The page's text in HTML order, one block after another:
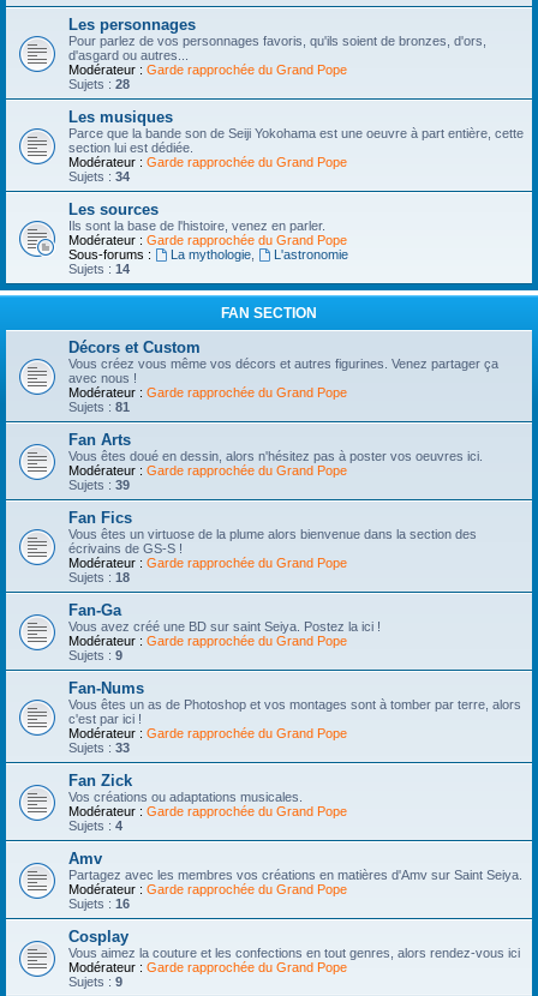
Les personnages
Pour parlez de vos personnages favoris, qu'ils soient de bronzes, d'ors,
d'asgard ou autres...
Modérateur : Garde rapprochée du Grand Pope
Sujets : 28
Les musiques
Parce que la bande son de Seiji Yokohama est une oeuvre à part entière, cette
section lui est dédiée.
Modérateur : Garde rapprochée du Grand Pope
Sujets : 34
Les sources
Ils sont la base de l'histoire, venez en parler.
Modérateur : Garde rapprochée du Grand Pope
Sous-forums :
La mythologie,
L'astronomie
Sujets : 14
FAN SECTION
Décors et Custom
Vous créez vous même vos décors et autres figurines. Venez partager ça
avec nous !
Modérateur : Garde rapprochée du Grand Pope
Sujets : 81
Fan Arts
Vous êtes doué en dessin, alors n'hésitez pas à poster vos oeuvres ici.
Modérateur : Garde rapprochée du Grand Pope
Sujets : 39
Fan Fics
Vous êtes un virtuose de la plume alors bienvenue dans la section des
écrivains de GS-S !
Modérateur : Garde rapprochée du Grand Pope
Sujets : 18
Fan-Ga
Vous avez créé une BD sur saint Seiya. Postez la ici !
Modérateur : Garde rapprochée du Grand Pope
Sujets : 9
Fan-Nums
Vous êtes un as de Photoshop et vos montages sont à tomber par terre, alors
c'est par ici !
Modérateur : Garde rapprochée du Grand Pope
Sujets : 33
Fan Zick
Vos créations ou adaptations musicales.
Modérateur : Garde rapprochée du Grand Pope
Sujets : 4
Amv
Partagez avec les membres vos créations en matières d'Amv sur Saint Seiya.
Modérateur : Garde rapprochée du Grand Pope
Sujets : 16
Cosplay
Vous aimez la couture et les confections en tout genres, alors rendez-vous ici
Modérateur : Garde rapprochée du Grand Pope
Sujets : 9